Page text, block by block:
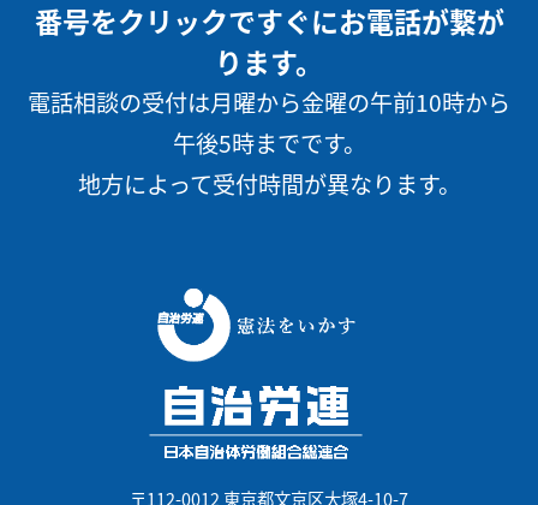
番号をクリックですぐにお電話が繋が
ります。
電話相談の受付は月曜から金曜の午前10時から
午後5時までです。
地方によって受付時間が異なります。
〒112-0012 東京都文京区大塚4-10-7